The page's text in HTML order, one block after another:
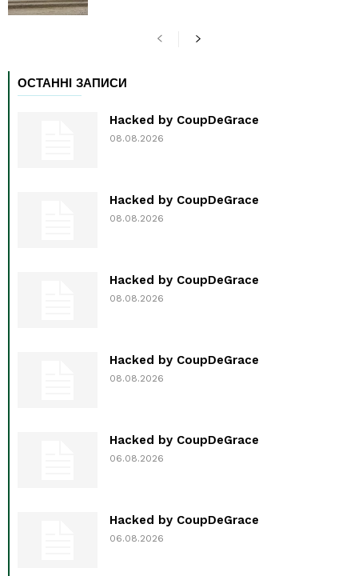
ОСТАННІ ЗАПИСИ
Hacked by CoupDeGrace
08.08.2026
Hacked by CoupDeGrace
08.08.2026
Hacked by CoupDeGrace
08.08.2026
Hacked by CoupDeGrace
08.08.2026
Hacked by CoupDeGrace
06.08.2026
Hacked by CoupDeGrace
06.08.2026